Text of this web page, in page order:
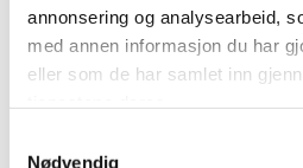
annonsering og analysearbeid,
med annen informasjon du har
eller som de har samlet inn
Nødvendig